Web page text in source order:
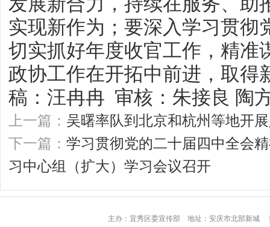
实现新作为；要深入学习贯彻
切实抓好年度收官工作，精准
政协工作在开拓中前进，取得
稿：汪冉冉 审核： 朱接良 陶
上一篇： 吴曙率队到北京和杭州等地开
下一篇： 学习贯彻党的二十届四中全会
习中心组（扩大）学习会议召开
主办：宜秀区委宣传部 地址：安庆市北